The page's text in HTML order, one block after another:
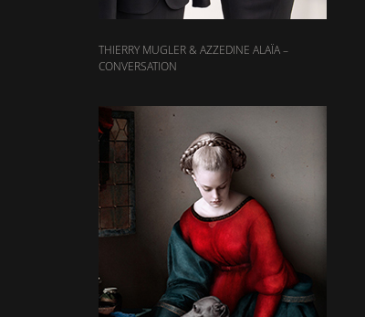
THIERRY MUGLER & AZZEDINE ALAÏA –
CONVERSATION